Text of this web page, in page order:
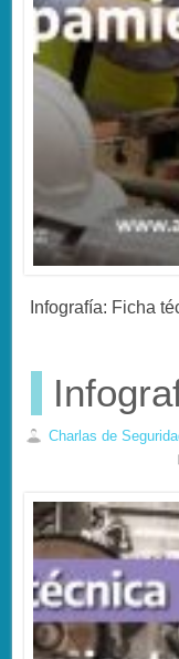
Infografía: Ficha
Charlas de